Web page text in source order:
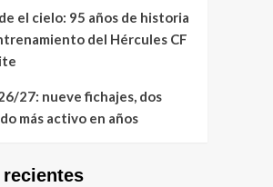
el cielo: 95 años de historia
del Hércules CF
27: nueve fichajes, dos
más activo en años